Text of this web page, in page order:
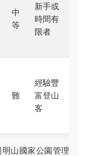
中
等
新手或
時間有
限者
難
經驗豐
富登山
客
山國家公園管理